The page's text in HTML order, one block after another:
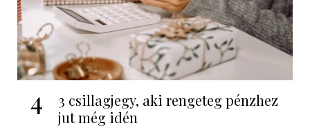
4
3 csillagjegy, aki rengeteg pénzhez
jut még idén